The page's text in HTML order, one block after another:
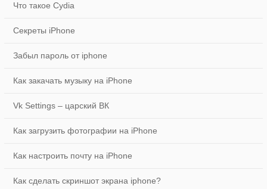
Survivalcraft 2
новые песни и делись ими с друзьями вконтакте
229.0
Что такое Cydia
Секреты iPhone
Забыл пароль от iphone
Как закачать музыку на iPhone
Vk Settings – царский ВК
Как загрузить фотографии на iPhone
Как настроить почту на iPhone
Как сделать скриншот экрана iphone?